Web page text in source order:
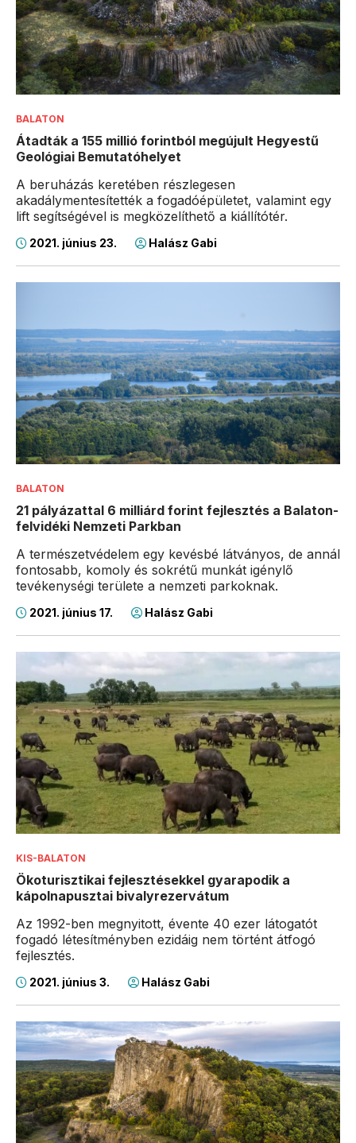
BALATON
Átadták a 155 millió forintból megújult Hegyestű
Geológiai Bemutatóhelyet
A beruházás keretében részlegesen
akadálymentesítették a fogadóépületet, valamint egy
lift segítségével is megközelíthető a kiállítótér.
2021. június 23. Halász Gabi
BALATON
21 pályázattal 6 milliárd forint fejlesztés a Balaton-
felvidéki Nemzeti Parkban
A természetvédelem egy kevésbé látványos, de annál
fontosabb, komoly és sokrétű munkát igénylő
tevékenységi területe a nemzeti parkoknak.
2021. június 17. Halász Gabi
KIS-BALATON
Ökoturisztikai fejlesztésekkel gyarapodik a
kápolnapusztai bivalyrezervátum
Az 1992-ben megnyitott, évente 40 ezer látogatót
fogadó létesítményben ezidáig nem történt átfogó
fejlesztés.
2021. június 3. Halász Gabi